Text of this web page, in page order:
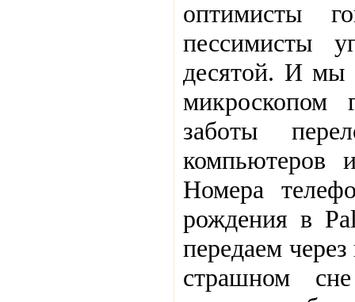
оптимисты
пессимисты
десятой. И мы
микроскопом
заботы
компьютеров
Номера
рождения в
передаем
страшном